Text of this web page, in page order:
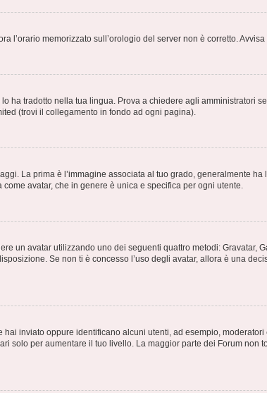
l’orario memorizzato sull’orologio del server non è corretto.
ha tradotto nella tua lingua. Prova a chiedere agli amministratori
(trovi il collegamento in fondo ad ogni pagina).
La prima è l’immagine associata al tuo grado, generalmente
avatar, che in genere è unica e specifica per ogni utente.
un avatar utilizzando uno dei seguenti quattro metodi: Gravatar,
Se non ti è concesso l’uso degli avatar, allora è una
inviato oppure identificano alcuni utenti, ad esempio,
solo per aumentare il tuo livello. La maggior parte dei Forum non